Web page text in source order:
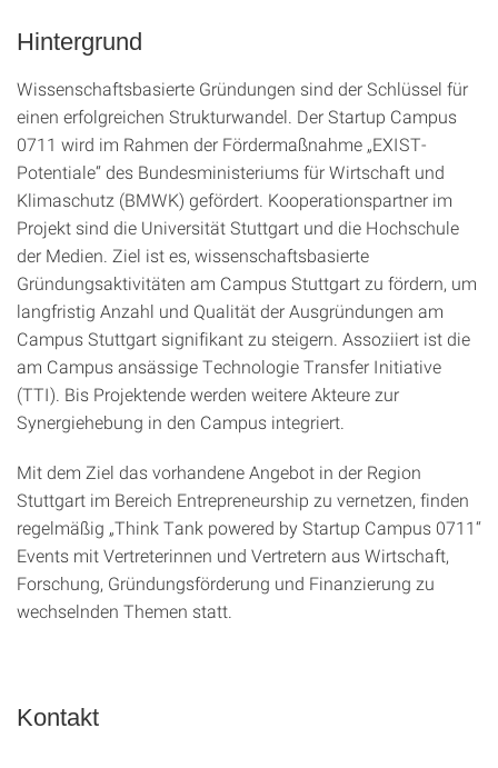
Hintergrund
Wissenschaftsbasierte Gründungen sind der Schlüssel für
einen erfolgreichen Strukturwandel. Der Startup Campus
0711 wird im Rahmen der Fördermaßnahme „EXIST-
Potentiale“ des Bundesministeriums für Wirtschaft und
Klimaschutz (BMWK) gefördert. Kooperationspartner im
Projekt sind die Universität Stuttgart und die Hochschule
der Medien. Ziel ist es, wissenschaftsbasierte
Gründungsaktivitäten am Campus Stuttgart zu fördern, um
langfristig Anzahl und Qualität der Ausgründungen am
Campus Stuttgart signifikant zu steigern. Assoziiert ist die
am Campus ansässige Technologie Transfer Initiative
(TTI). Bis Projektende werden weitere Akteure zur
Synergiehebung in den Campus integriert.
Mit dem Ziel das vorhandene Angebot in der Region
Stuttgart im Bereich Entrepreneurship zu vernetzen, finden
regelmäßig „Think Tank powered by Startup Campus 0711“
Events mit Vertreterinnen und Vertretern aus Wirtschaft,
Forschung, Gründungsförderung und Finanzierung zu
wechselnden Themen statt.
Kontakt